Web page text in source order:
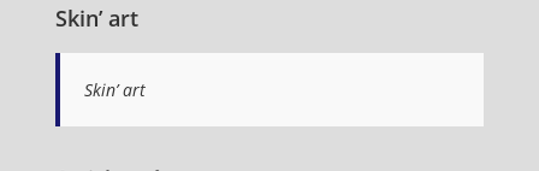
Skin’ art
Skin’ art